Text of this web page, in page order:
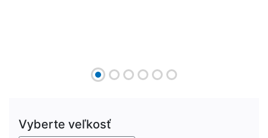
Vyberte veľkosť